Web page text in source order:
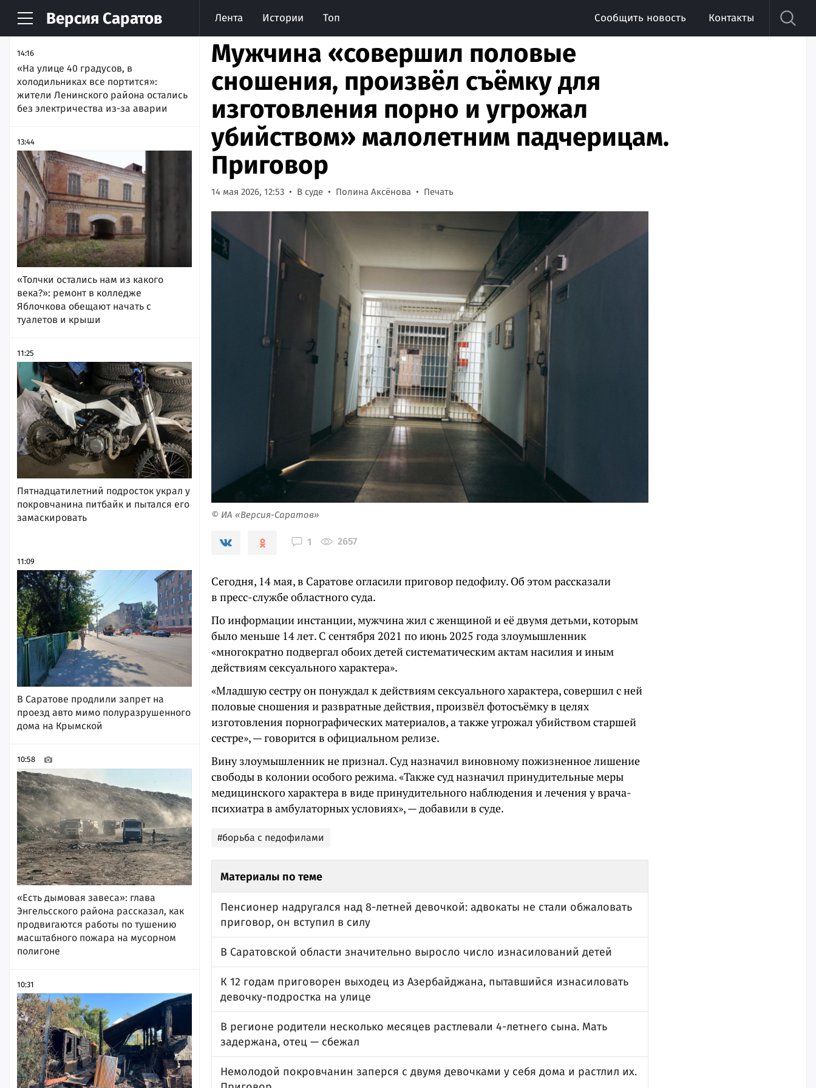
Версия Саратов Лента Истории Топ Сообщить новость Контакты
НОВОСТИ АРХИВ
14:16
«На улице 40 градусов, в
холодильниках все портится»:
жители Ленинского района остались
без электричества из-за аварии
13:44
«Толчки остались нам из какого
века?»: ремонт в колледже
Яблочкова обещают начать с
туалетов и крыши
11:25
Пятнадцатилетний подросток украл у
покровчанина питбайк и пытался его
замаскировать
11:09
В Саратове продлили запрет на
проезд авто мимо полуразрушенного
дома на Крымской
10:58
«Есть дымовая завеса»: глава
Энгельсского района рассказал, как
продвигаются работы по тушению
масштабного пожара на мусорном
полигоне
10:31
Мужчина «совершил половые
сношения, произвёл съёмку для
изготовления порно и угрожал
убийством» малолетним падчерицам.
Приговор
14 мая 2026, 12:53 В суде Полина Аксёнова Печать
© ИА «Версия-Саратов»
1 2657
Сегодня, 14 мая, в Саратове огласили приговор педофилу. Об этом рассказали
в пресс-службе областного суда.
По информации инстанции, мужчина жил с женщиной и её двумя детьми, которым
было меньше 14 лет. С сентября 2021 по июнь 2025 года злоумышленник
«многократно подвергал обоих детей систематическим актам насилия и иным
действиям сексуального характера».
«Младшую сестру он понуждал к действиям сексуального характера, совершил с ней
половые сношения и развратные действия, произвёл фотосъёмку в целях
изготовления порнографических материалов, а также угрожал убийством старшей
сестре», — говорится в официальном релизе.
Вину злоумышленник не признал. Суд назначил виновному пожизненное лишение
свободы в колонии особого режима. «Также суд назначил принудительные меры
медицинского характера в виде принудительного наблюдения и лечения у врача-
психиатра в амбулаторных условиях», — добавили в суде.
#борьба с педофилами
Материалы по теме
Пенсионер надругался над 8-летней девочкой: адвокаты не стали обжаловать
приговор, он вступил в силу
В Саратовской области значительно выросло число изнасилований детей
К 12 годам приговорен выходец из Азербайджана, пытавшийся изнасиловать
девочку-подростка на улице
В регионе родители несколько месяцев растлевали 4-летнего сына. Мать
задержана, отец — сбежал
Немолодой покровчанин заперся с двумя девочками у себя дома и растлил их.